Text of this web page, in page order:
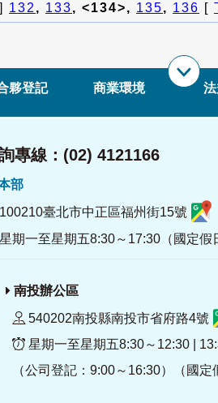
] 132, 133, <134>, 135, 136 [
夥登記 商業環境
專線：(02) 4121166
本部
100210臺北市中正區福州街15號
期一至星期五8:30～17:30（國定假
南投辦公區
540202南投縣南投市省府路4號
星期一至星期五8:30～12:30 |
（公司登記：9:00～16:30）（國定